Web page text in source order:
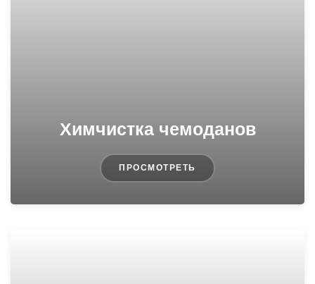
Химчистка чемоданов
ПРОСМОТРЕТЬ